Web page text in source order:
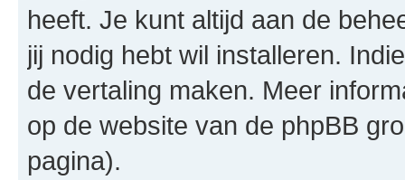
heeft. Je kunt altijd aan de
jij nodig hebt wil installeren.
de vertaling maken. Meer
op de website van de phpBB
pagina).